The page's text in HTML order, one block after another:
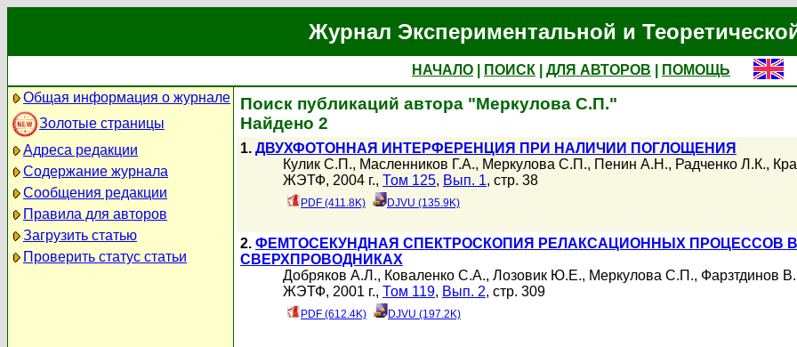
Журнал Экспериментальной и
НАЧАЛО ПОИСК ДЛЯ АВТОРОВ
ПОМОЩЬ
Общая информация о журнале
Золотые страницы
Адреса редакции
Содержание журнала
Сообщения редакции
Правила для авторов
Загрузить статью
Проверить статус статьи
Поиск публикаций автора "Меркулова С.П."
Найдено 2
1. ДВУХФОТОННАЯ ИНТЕРФЕРЕНЦИЯ ПРИ НАЛИЧИИ ПОГЛОЩЕНИЯ
Кулик С.П., Масленников Г.А., Меркулова С.П., Пенин А.Н., Радченко Л.К.,
ЖЭТФ, 2004 г., Том 125, Вып. 1, стр. 38
PDF (411.8K) DJVU (135.9K)
2. ФЕМТОСЕКУНДНАЯ СПЕКТРОСКОПИЯ РЕЛАКСАЦИОННЫХ ПРОЦЕССОВ
СВЕРХПРОВОДНИКАХ
Добряков А.Л., Коваленко С.А., Лозовик Ю.Е., Меркулова С.П., Фарзтдинов
ЖЭТФ, 2001 г., Том 119, Вып. 2, стр. 309
PDF (612.4K) DJVU (197.2K)